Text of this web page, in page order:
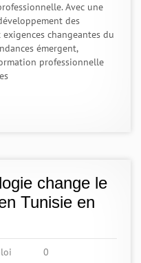
Avec une
des
changeantes du
émergent,
professionnelle
change le
Tunisie en
0